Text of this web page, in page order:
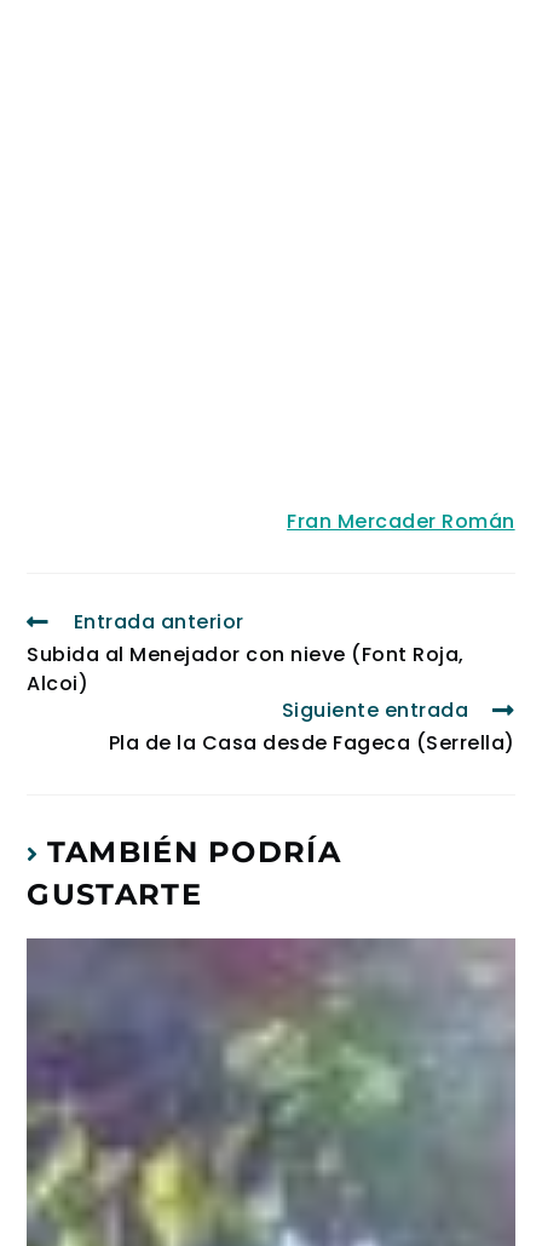
Fran Mercader Román
Entrada anterior
Subida al Menejador con nieve (Font Roja,
Alcoi)
Siguiente entrada
Pla de la Casa desde Fageca (Serrella)
TAMBIÉN PODRÍA
GUSTARTE